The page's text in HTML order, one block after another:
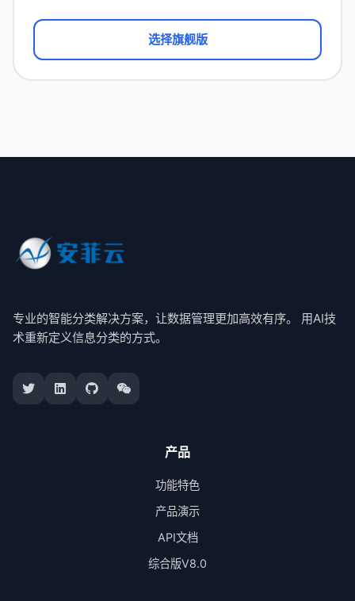
选择旗舰版
专业的智能分类解决方案，让数据管理更加高效有序。 用AI技
术重新定义信息分类的方式。
产品
功能特色
产品演示
API文档
综合版V8.0